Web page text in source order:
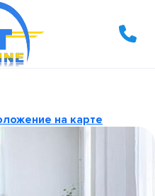
на карте